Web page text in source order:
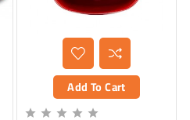
Add To Cart
    